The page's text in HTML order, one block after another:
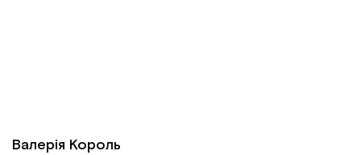
Валерія Король